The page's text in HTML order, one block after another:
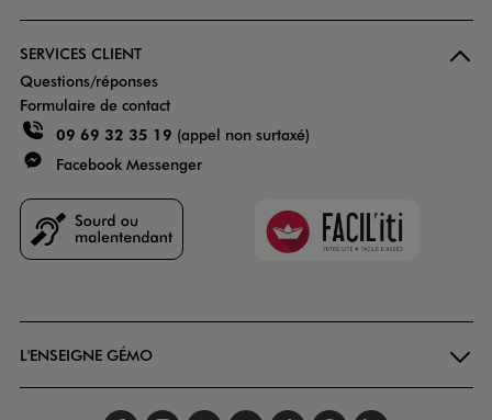
SERVICES CLIENT
Questions/réponses
Formulaire de contact
09 69 32 35 19 (appel non surtaxé)
Facebook Messenger
Faciliti
L'ENSEIGNE GÉMO